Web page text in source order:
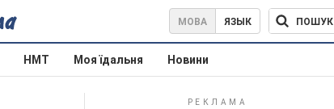
МОВА ЯЗЫК ПОШУК
НМТ Моя їдальня Новини